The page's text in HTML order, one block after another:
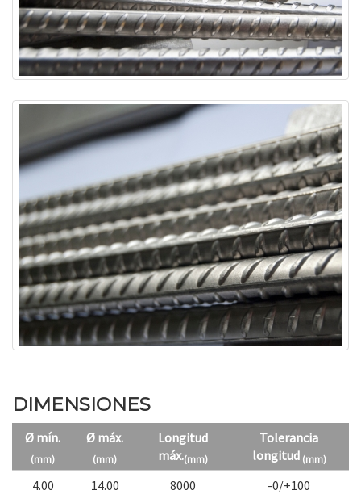
DIMENSIONES
Ø mín.
(mm)
Ø máx.
(mm)
Longitud
máx.(mm)
Tolerancia
longitud (mm)
4.00 14.00 8000 -0/+100